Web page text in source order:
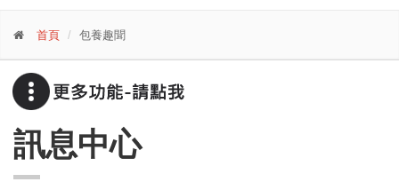
首頁 包養趣聞
訊息中心